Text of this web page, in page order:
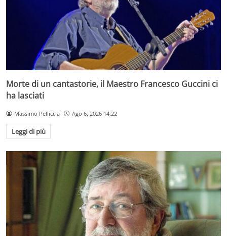
Morte di un cantastorie, il Maestro Francesco Guccini ci
ha lasciati
Massimo Pelliccia Ago 6, 2026 14:22
Leggi di più